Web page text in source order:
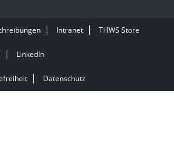
Intranet THWS Store
LinkedIn
Datenschutz